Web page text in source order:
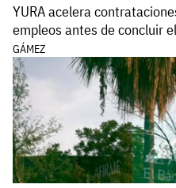
YURA acelera
empleos antes de concluir
GÁMEZ